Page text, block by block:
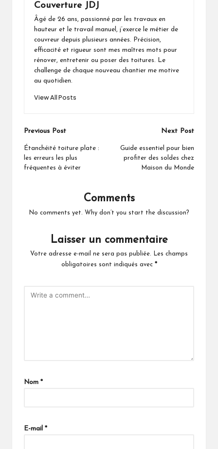
Couverture JDJ
Âgé de 26 ans, passionné par les travaux en
hauteur et le travail manuel, j’exerce le métier de
couvreur depuis plusieurs années. Précision,
efficacité et rigueur sont mes maîtres mots pour
rénover, entretenir ou poser des toitures. Le
challenge de chaque nouveau chantier me motive
au quotidien.
View All Posts
Post
navigation
Previous Post
Étanchéité toiture plate :
les erreurs les plus
fréquentes à éviter
Next Post
Guide essentiel pour bien
profiter des soldes chez
Maison du Monde
Comments
No comments yet. Why don’t you start the discussion?
Laisser un commentaire
Votre adresse e-mail ne sera pas publiée.
Les champs
obligatoires sont indiqués avec *
Nom *
E-mail *